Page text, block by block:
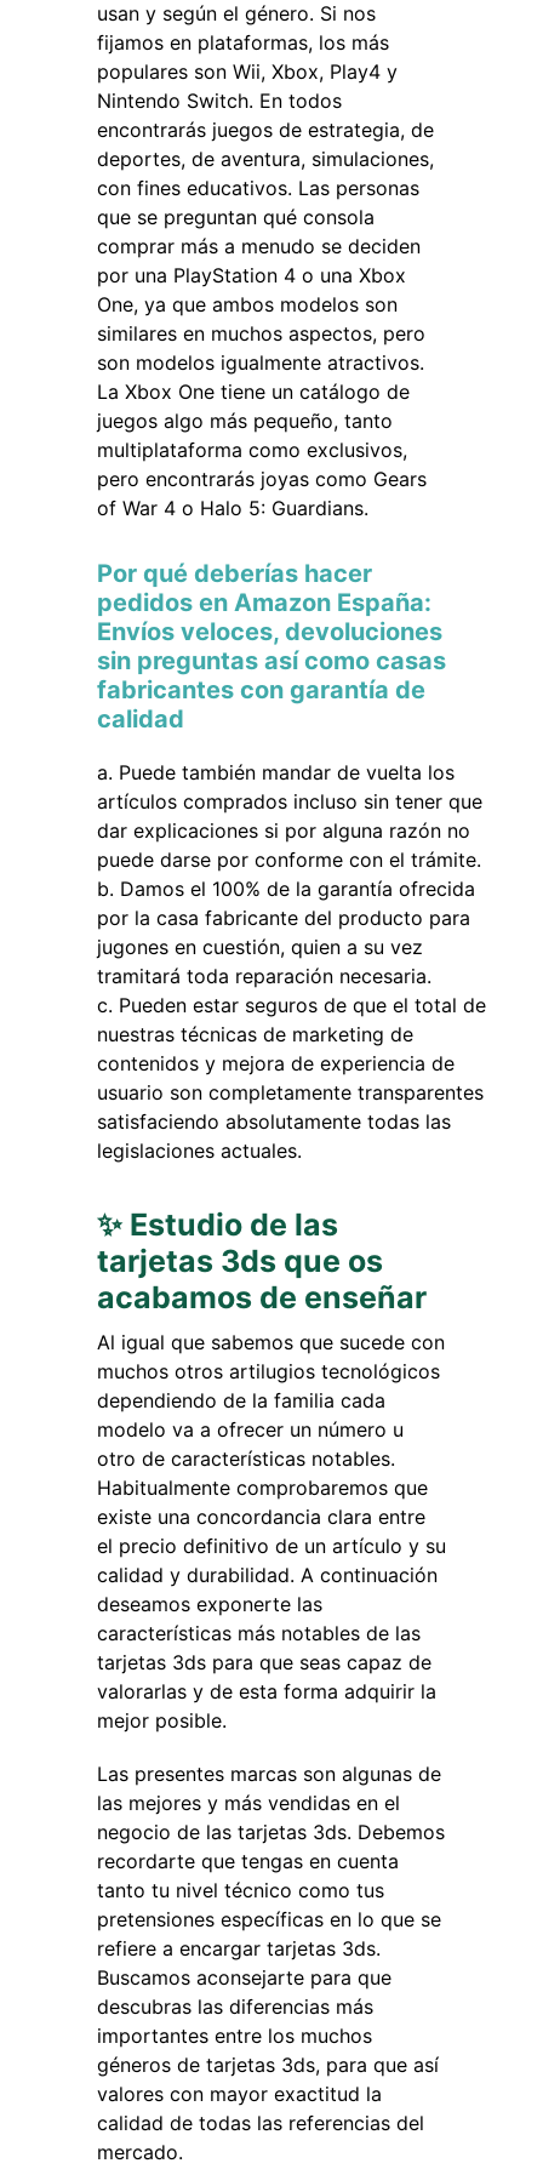
usan y según el género. Si nos
fijamos en plataformas, los más
populares son Wii, Xbox, Play4 y
Nintendo Switch. En todos
encontrarás juegos de estrategia, de
deportes, de aventura, simulaciones,
con fines educativos. Las personas
que se preguntan qué consola
comprar más a menudo se deciden
por una PlayStation 4 o una Xbox
One, ya que ambos modelos son
similares en muchos aspectos, pero
son modelos igualmente atractivos.
La Xbox One tiene un catálogo de
juegos algo más pequeño, tanto
multiplataforma como exclusivos,
pero encontrarás joyas como Gears
of War 4 o Halo 5: Guardians.
Por qué deberías hacer
pedidos en Amazon España:
Envíos veloces, devoluciones
sin preguntas así como casas
fabricantes con garantía de
calidad
Puede también mandar de vuelta los
artículos comprados incluso sin tener que
dar explicaciones si por alguna razón no
puede darse por conforme con el trámite.
Damos el 100% de la garantía ofrecida
por la casa fabricante del producto para
jugones en cuestión, quien a su vez
tramitará toda reparación necesaria.
Pueden estar seguros de que el total de
nuestras técnicas de marketing de
contenidos y mejora de experiencia de
usuario son completamente transparentes
satisfaciendo absolutamente todas las
legislaciones actuales.
✨ Estudio de las
tarjetas 3ds que os
acabamos de enseñar
Al igual que sabemos que sucede con
muchos otros artilugios tecnológicos
dependiendo de la familia cada
modelo va a ofrecer un número u
otro de características notables.
Habitualmente comprobaremos que
existe una concordancia clara entre
el precio definitivo de un artículo y su
calidad y durabilidad. A continuación
deseamos exponerte las
características más notables de las
tarjetas 3ds para que seas capaz de
valorarlas y de esta forma adquirir la
mejor posible.
Las presentes marcas son algunas de
las mejores y más vendidas en el
negocio de las tarjetas 3ds. Debemos
recordarte que tengas en cuenta
tanto tu nivel técnico como tus
pretensiones específicas en lo que se
refiere a encargar tarjetas 3ds.
Buscamos aconsejarte para que
descubras las diferencias más
importantes entre los muchos
géneros de tarjetas 3ds, para que así
valores con mayor exactitud la
calidad de todas las referencias del
mercado.